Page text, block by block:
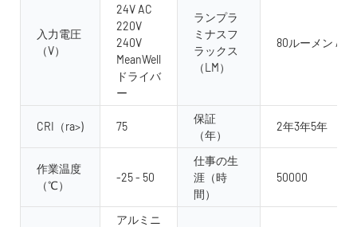
入力電圧
（V）
24V AC
220V
240V
MeanWell
ドライバ
ー
ランプラ
ミナスフ
ラックス
（LM）
80ルーメン /w
CRI（ra>) 75
保証
（年）
2年3年5年
作業温度
（℃）
-25 - 50
仕事の生
涯（時
間）
50000
アルミニ